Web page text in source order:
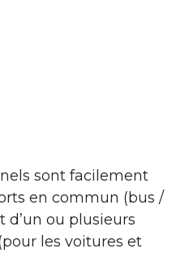
sont facilement
en commun (bus /
ou plusieurs
les voitures et